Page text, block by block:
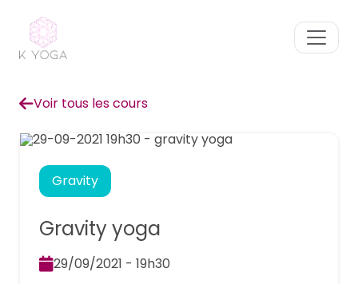
Voir tous les cours
Gravity
Gravity yoga
29/09/2021 - 19h30